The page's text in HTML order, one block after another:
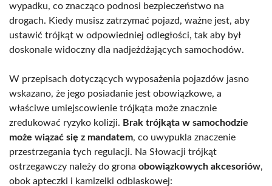
wypadku, co znacząco podnosi bezpieczeństwo na
drogach. Kiedy musisz zatrzymać pojazd, ważne jest, aby
ustawić trójkąt w odpowiedniej odległości, tak aby był
doskonale widoczny dla nadjeżdżających samochodów.
W przepisach dotyczących wyposażenia pojazdów jasno
wskazano, że jego posiadanie jest obowiązkowe, a
właściwe umiejscowienie trójkąta może znacznie
zredukować ryzyko kolizji. Brak trójkąta w samochodzie
może wiązać się z mandatem, co uwypukla znaczenie
przestrzegania tych regulacji. Na Słowacji trójkąt
ostrzegawczy należy do grona obowiązkowych akcesoriów,
obok apteczki i kamizelki odblaskowej: